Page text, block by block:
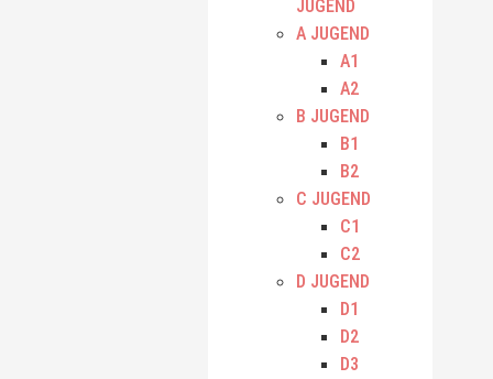
JUGEND
A JUGEND
A1
A2
B JUGEND
B1
B2
C JUGEND
C1
C2
D JUGEND
D1
D2
D3